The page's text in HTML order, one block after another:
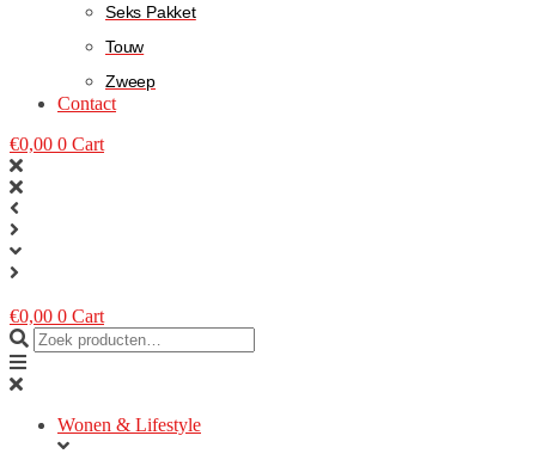
Seks Pakket
Touw
Zweep
Contact
€0,00 0 Cart
€0,00 0 Cart
Wonen & Lifestyle